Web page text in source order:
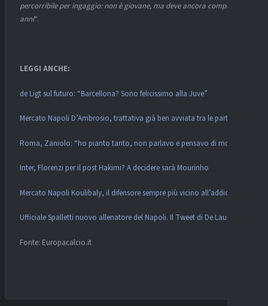
percorribile per ingaggio: non è giovane, ma deve ancora compiere 30
anni“.
LEGGI ANCHE:
de Ligt sul futuro: “Barcellona? Sono felicissimo alla Juve”
Mercato Napoli D’Ambrosio, trattativa già ben avviata tra le parti
Roma, Zaniolo: “ho pianto tanto, non parlavo e pensavo di mollare”
Inter, Florenzi per il post Hakimi? A decidere sarà Mourinho
Mercato Napoli Koulibaly, il difensore sempre più vicino all’addio
Ufficiale Spalletti nuovo allenatore del Napoli. Il Tweet di De Laurentiis
Fonte: Europacalcio.it